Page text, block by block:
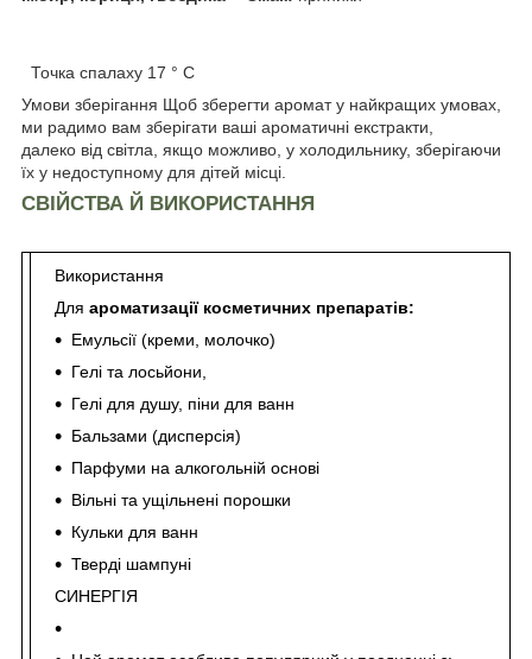
Точка спалаху 17 ° С
Умови зберігання Щоб зберегти аромат у найкращих умовах,
ми радимо вам зберігати ваші ароматичні екстракти,
далеко від світла, якщо можливо, у холодильнику, зберігаючи
їх у недоступному для дітей місці.
СВІЙСТВА Й ВИКОРИСТАННЯ
Використання
Для ароматизації косметичних препаратів:
Емульсії (креми, молочко)
Гелі та лосьйони,
Гелі для душу, піни для ванн
Бальзами (дисперсія)
Парфуми на алкогольній основі
Вільні та ущільнені порошки
Кульки для ванн
Тверді шампуні
СИНЕРГІЯ